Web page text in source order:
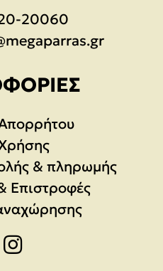
20060
& πληρωμής
Επιστροφές